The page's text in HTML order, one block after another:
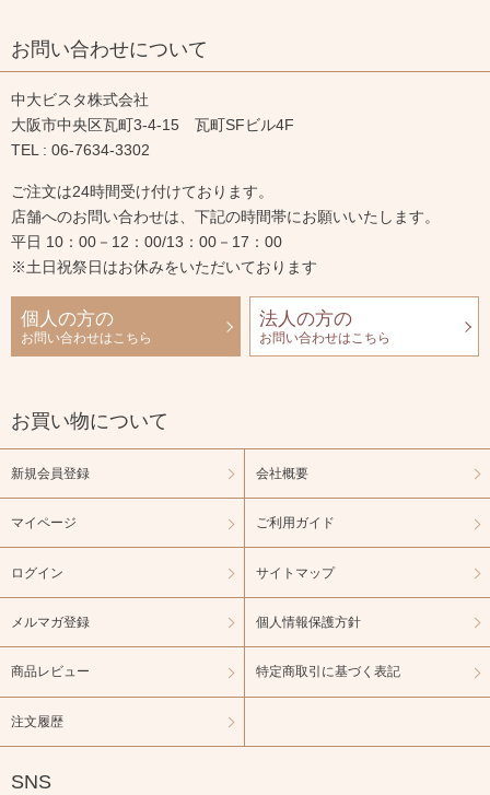
お問い合わせについて
中大ビスタ株式会社
大阪市中央区瓦町3-4-15 瓦町SFビル4F
TEL : 06-7634-3302
ご注文は24時間受け付けております。
店舗へのお問い合わせは、下記の時間帯にお願いいたします。
平日 10：00－12：00/13：00－17：00
※土日祝祭日はお休みをいただいております
個人の方の
お問い合わせはこちら
法人の方の
お問い合わせはこちら
お買い物について
新規会員登録
マイページ
ログイン
メルマガ登録
商品レビュー
注文履歴
会社概要
ご利用ガイド
サイトマップ
個人情報保護方針
特定商取引に基づく表記
SNS